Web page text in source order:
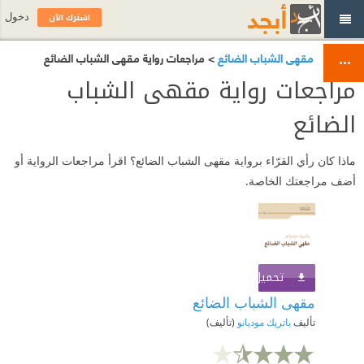
مقهى الشباب الضائع> مراجعات رواية مقهى الشباب الضائع
مراجعات رواية مقهى الشباب
الضائع
ماذا كان رأي القرّاء برواية مقهى الشباب الضائع؟ اقرأ مراجعات الرواية أو
أضف مراجعتك الخاصة.
تحميل الكتاب
مقهى الشباب الضائع
تأليفباتريك موديانو (تأليف)
اشترك الآن دخول